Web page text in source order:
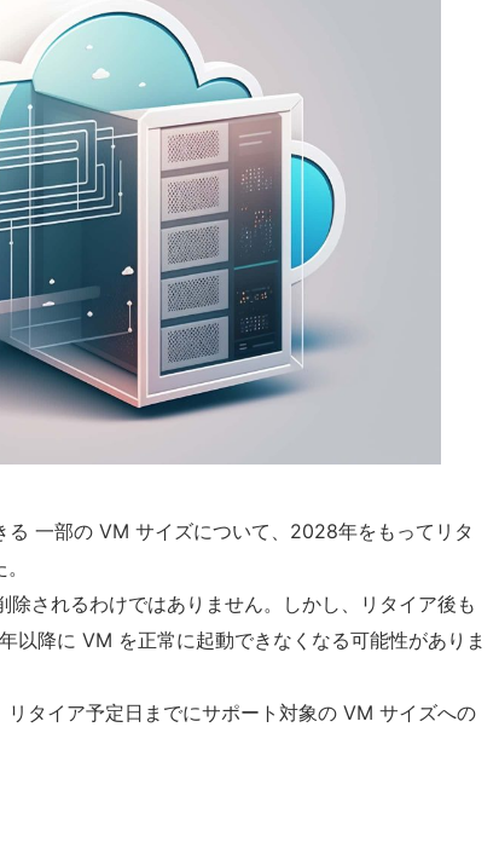
一部の VM サイズについて、2028年をもってリタ
されるわけではありません。しかし、リタイア後も
以降に VM を正常に起動できなくなる可能性がありま
タイア予定日までにサポート対象の VM サイズへの